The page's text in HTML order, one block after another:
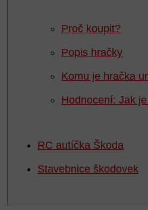
Proč koupit?
Popis hračky
Komu je hračka
Hodnocení: Jak
RC autíčka Škoda
Stavebnice škodovek